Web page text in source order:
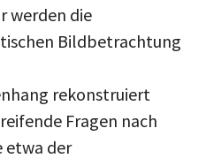
werden die
Bildbetrachtung
rekonstruiert
Fragen nach
etwa der